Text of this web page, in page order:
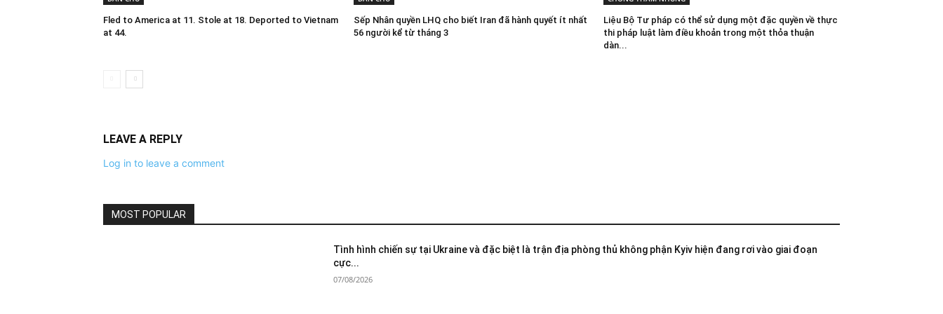
Fled to America at 11. Stole at 18. Deported to Vietnam
at 44.
Sếp Nhân quyền LHQ cho biết Iran đã hành quyết ít nhất
56 người kể từ tháng 3
Liệu Bộ Tư pháp có thể sử dụng một đặc quyền về thực
thi pháp luật làm điều khoản trong một thỏa thuận
dàn...
LEAVE A REPLY
Log in to leave a comment
MOST POPULAR
Tình hình chiến sự tại Ukraine và đặc biệt là trận địa phòng thủ không phận Kyiv hiện đang rơi vào giai đoạn
cực...
07/08/2026